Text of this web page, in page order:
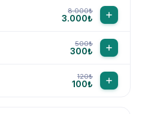
8.000₺
3.000₺
500₺
300₺
120₺
100₺